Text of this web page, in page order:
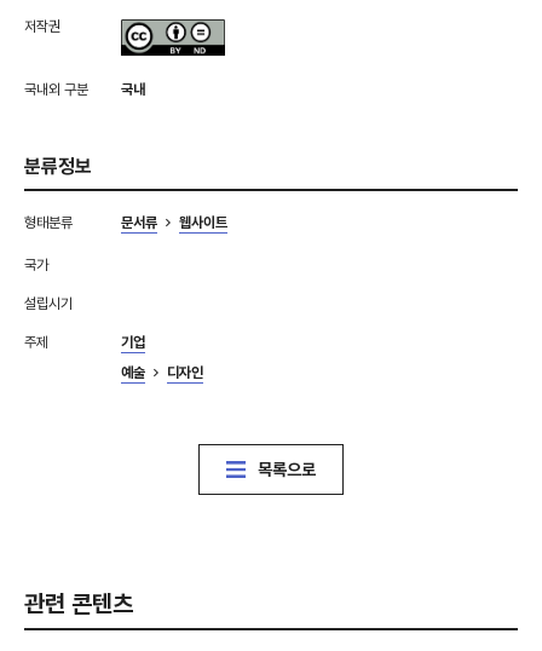
저작권
국내외 구분 국내
분류정보
형태분류 문서류 웹사이트
국가
설립시기
주제
기업
예술
디자인
목록으로
관련 콘텐츠